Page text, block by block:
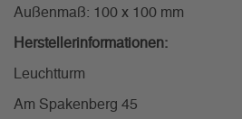
Außenmaß: 100 x 100 mm
Herstellerinformationen:
Leuchtturm
Am Spakenberg 45